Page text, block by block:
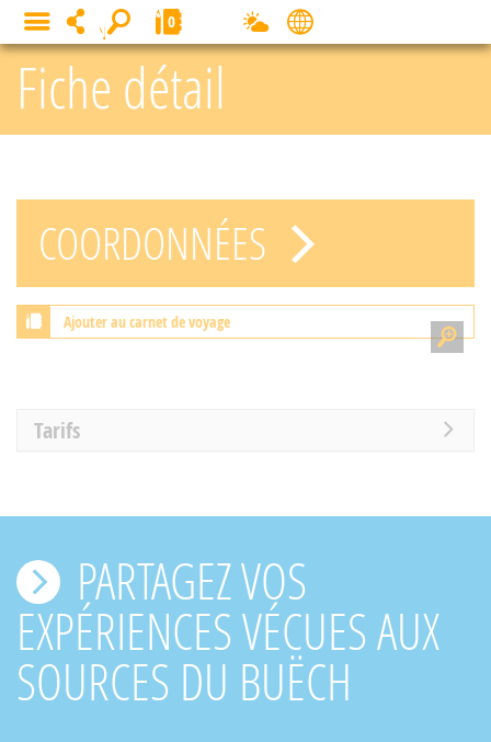
Fiche détail
COORDONNÉES
Ajouter au carnet de voyage
Tarifs
PARTAGEZ VOS
EXPÉRIENCES VÉCUES AUX
SOURCES DU BUËCH
MENU 0
Panneau de gestion des cookies